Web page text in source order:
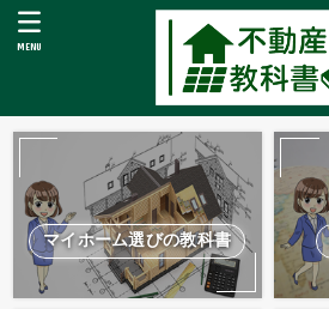
MENU
マイホーム選びの教科書